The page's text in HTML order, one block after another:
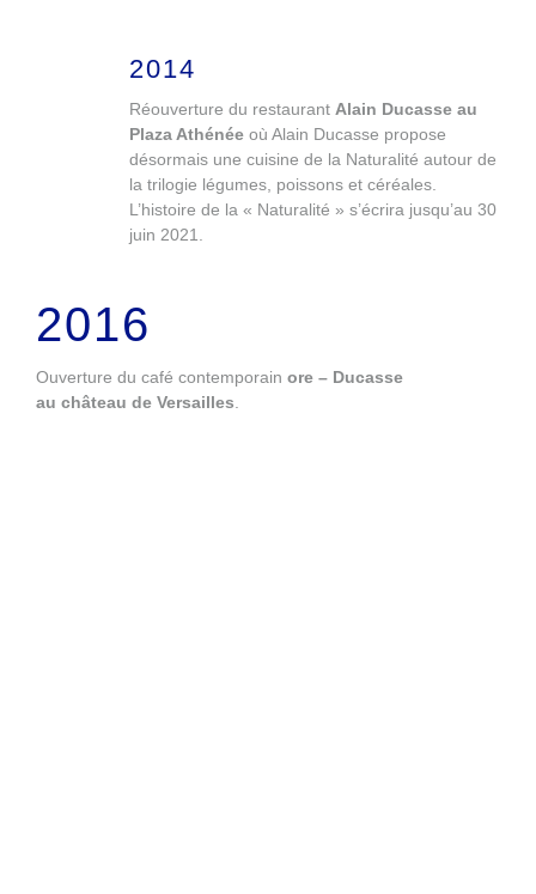
2014
Réouverture du restaurant Alain Ducasse au
Plaza Athénéeoù Alain Ducasse propose
désormais une cuisine de la Naturalité autour de
la trilogie légumes, poissons et céréales.
L’histoire de la « Naturalité » s’écrira jusqu’au 30
juin 2021.
2016
Ouverture du café contemporain ore – Ducasse
au château de Versailles.